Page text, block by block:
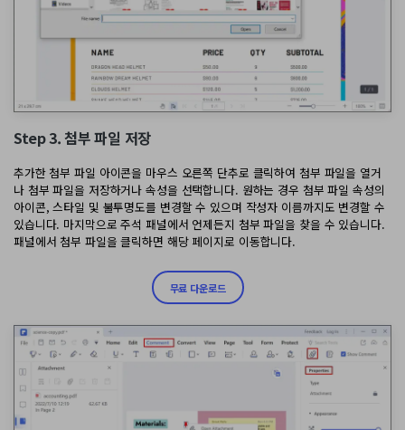
Step 3. 첨부 파일 저장
추가한 첨부 파일 아이콘을 마우스 오른쪽 단추로 클릭하여 첨부 파일을 열거
나 첨부 파일을 저장하거나 속성을 선택합니다. 원하는 경우 첨부 파일 속성의
아이콘, 스타일 및 불투명도를 변경할 수 있으며 작성자 이름까지도 변경할 수
있습니다. 마지막으로 주석 패널에서 언제든지 첨부 파일을 찾을 수 있습니다.
패널에서 첨부 파일을 클릭하면 해당 페이지로 이동합니다.
무료 다운로드